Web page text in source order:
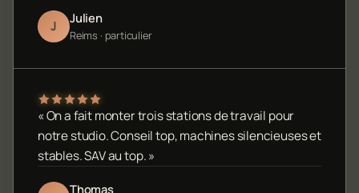
J Julien
Reims · particulier
« On a fait monter trois stations de travail pour
notre studio. Conseil top, machines silencieuses et
stables. SAV au top. »
Thomas